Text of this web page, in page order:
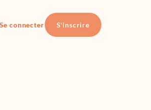
Se connecter S'inscrire